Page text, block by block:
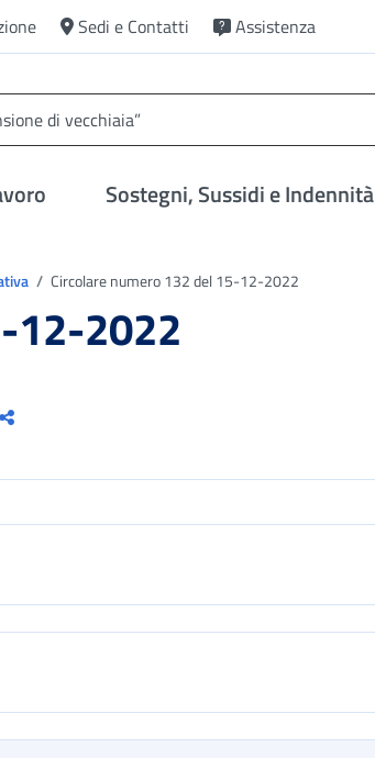
Sedi e Contatti Assistenza
Sostegni, Sussidi e Indennità
Circolare numero 132 del 15-12-2022
12-2022